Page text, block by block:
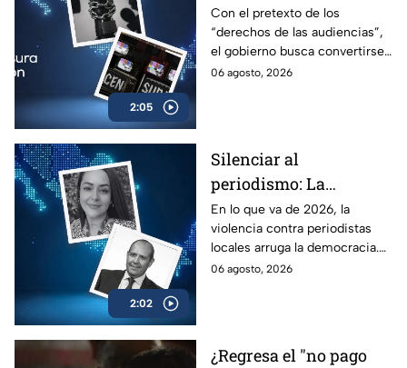
2:05
sancionará las
mentiras oficiales del
gobierno?
Con el pretexto de los
“derechos de las audiencias”,
el gobierno busca convertirse
en el árbitro supremo de la
06 agosto, 2026
2:02
Silenciar al
periodismo: La
estrategia de violencia
e impunidad rumbo a
2027
En lo que va de 2026, la
violencia contra periodistas
locales arruga la democracia.
Entérate de cómo los
06 agosto, 2026
¿Regresa el "no pago